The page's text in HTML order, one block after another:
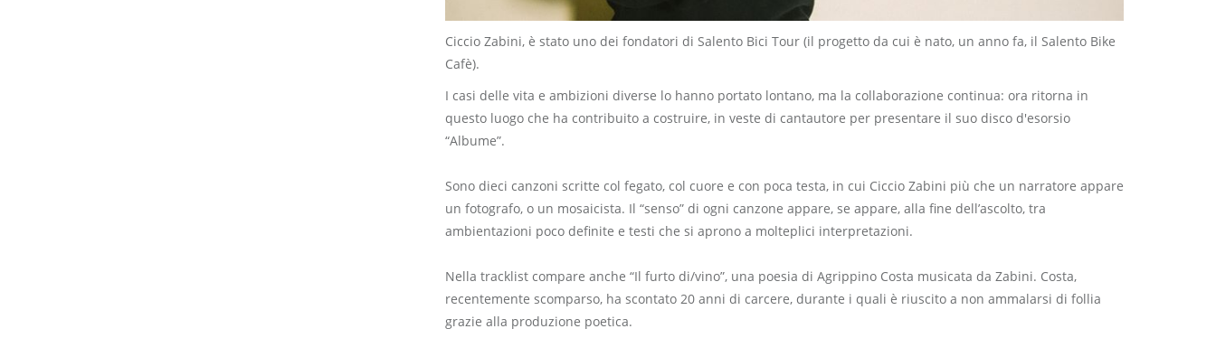
Ciccio Zabini, è stato uno dei fondatori di Salento Bici Tour (il progetto da cui è nato, un anno fa, il Salento Bike
Cafè).
I casi delle vita e ambizioni diverse lo hanno portato lontano, ma la collaborazione continua: ora ritorna in
questo luogo che ha contribuito a costruire, in veste di cantautore per presentare il suo disco d'esorsio
“Albume”.
Sono dieci canzoni scritte col fegato, col cuore e con poca testa, in cui Ciccio Zabini più che un narratore appare
un fotografo, o un mosaicista. Il “senso” di ogni canzone appare, se appare, alla fine dell’ascolto, tra
ambientazioni poco definite e testi che si aprono a molteplici interpretazioni.
Nella tracklist compare anche “Il furto di/vino”, una poesia di Agrippino Costa musicata da Zabini. Costa,
recentemente scomparso, ha scontato 20 anni di carcere, durante i quali è riuscito a non ammalarsi di follia
grazie alla produzione poetica.